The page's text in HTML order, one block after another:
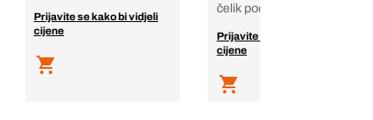
Prijavite se kako bi vidjeli
cijene
čelik pocinčan
Prijavite se kako bi vidjeli
cijene